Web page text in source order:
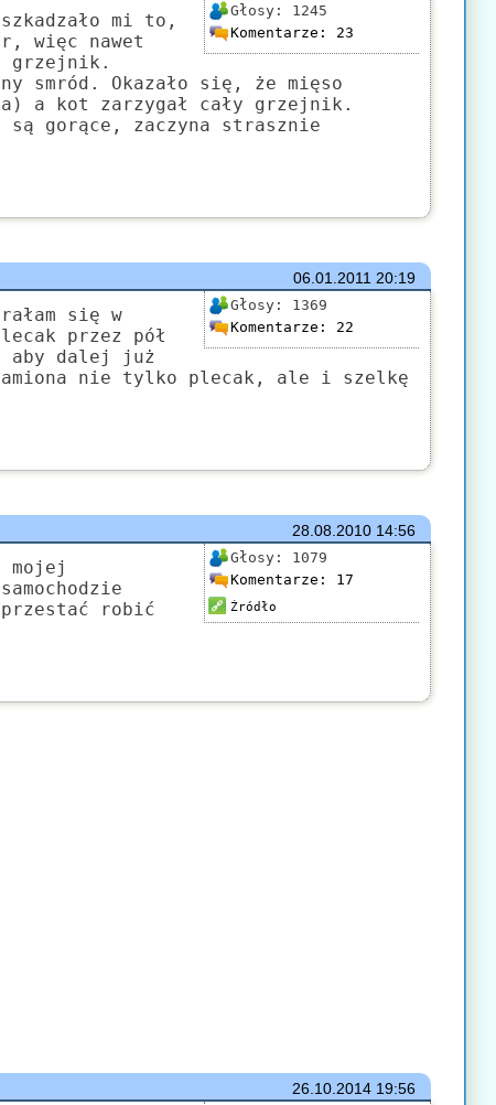
komentarz
Głosy: 1245
Komentarze: 23
mi to,
więc nawet
grzejnik.
smród. Okazało się, że mięso
a kot zarzygał cały grzejnik.
gorące, zaczyna strasznie
06.01.2011 20:19
Głosy: 1369
Komentarze: 22
się w
przez pół
aby dalej już
ramiona nie tylko plecak, ale i szelkę
28.08.201014:56
Głosy: 1079
Komentarze: 17
Źródło
mojej
robić
26.10.201419:56